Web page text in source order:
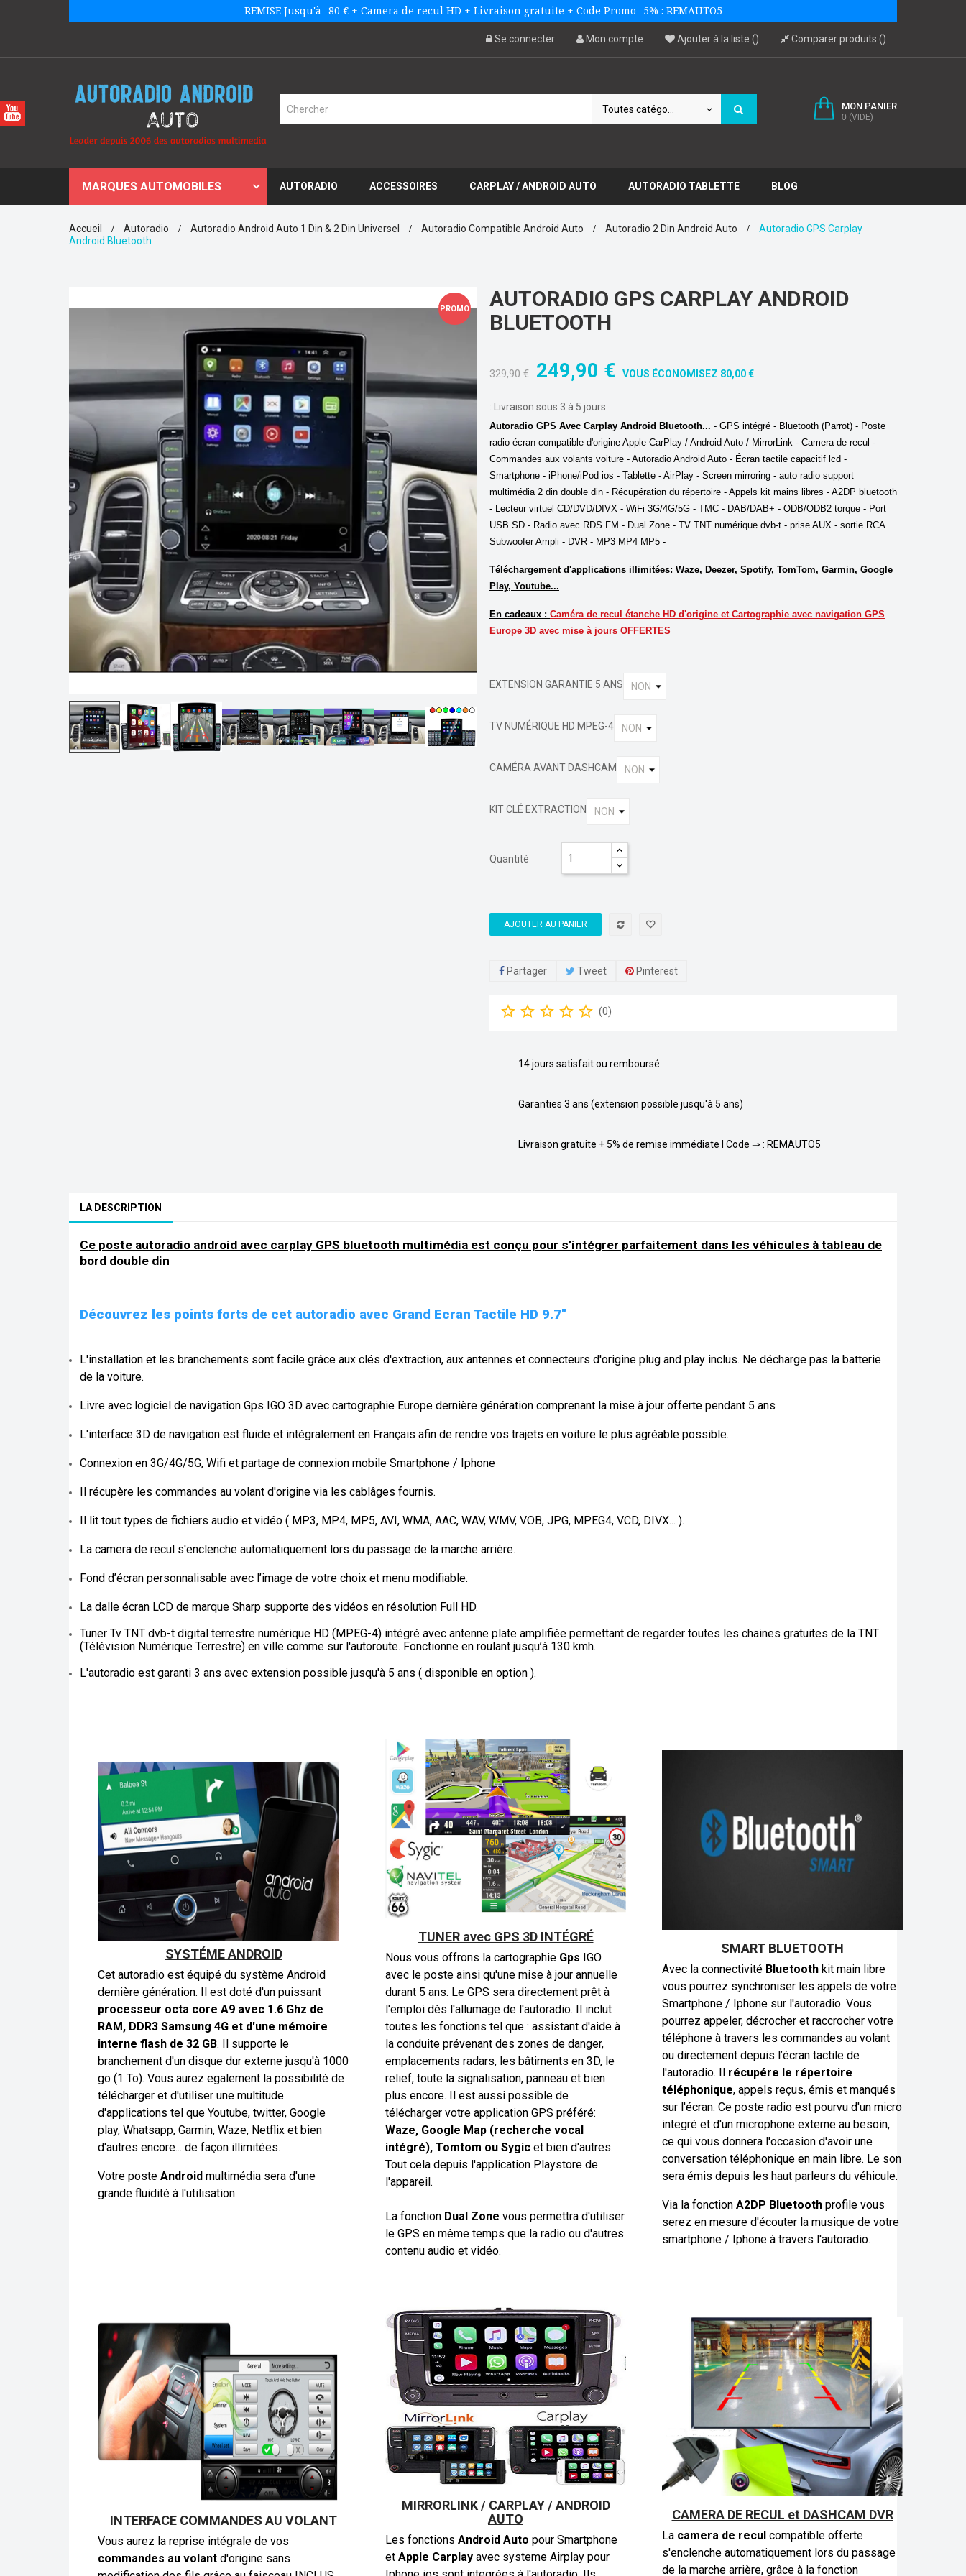
REMISE Jusqu'à -80 € + Camera de recul HD + Livraison gratuite + Code Promo -5% : REMAUTO5
Se connecter Mon compte Ajouter à la liste Comparer produits
MON PANIER
0 (VIDE)
MARQUES AUTOMOBILES AUTORADIO ACCESSOIRES CARPLAY / ANDROID AUTO AUTORADIO TABLETTE BLOG
Accueil Autoradio Autoradio Android Auto 1 Din & 2 Din Universel Autoradio Compatible Android Auto Autoradio 2 Din Android Auto
Autoradio GPS Carplay
Android Bluetooth
PROMO
AUTORADIO GPS CARPLAY ANDROID
BLUETOOTH
329,90 € 249,90 € VOUS ÉCONOMISEZ 80,00 €
: Livraison sous 3 à 5 jours
Autoradio GPS Avec Carplay Android Bluetooth... - GPS intégré - Bluetooth (Parrot) - Poste
radio écran compatible d'origine Apple CarPlay / Android Auto / MirrorLink - Camera de recul -
Commandes aux volants voiture - Autoradio Android Auto - Écran tactile capacitif lcd -
Smartphone - iPhone/iPod ios - Tablette - AirPlay - Screen mirroring - auto radio support
multimédia 2 din double din - Récupération du répertoire - Appels kit mains libres - A2DP bluetooth
- Lecteur virtuel CD/DVD/DIVX - WiFi 3G/4G/5G - TMC - DAB/DAB+ - ODB/ODB2 torque - Port
USB SD - Radio avec RDS FM - Dual Zone - TV TNT numérique dvb-t - prise AUX - sortie RCA
Subwoofer Ampli - DVR - MP3 MP4 MP5 -
Téléchargement d'applications illimitées: Waze, Deezer, Spotify, TomTom, Garmin, Google
Play, Youtube...
En cadeaux : Caméra de recul étanche HD d'origine et Cartographie avec navigation GPS
Europe 3D avec mise à jours OFFERTES
EXTENSION GARANTIE 5 ANS
TV NUMÉRIQUE HD MPEG-4
CAMÉRA AVANT DASHCAM
KIT CLÉ EXTRACTION
Quantité
AJOUTER AU PANIER
Partager Tweet Pinterest
star_border star_border star_border star_border star_border (0)
14 jours satisfait ou remboursé
Garanties 3 ans (extension possible jusqu'à 5 ans)
Livraison gratuite + 5% de remise immédiate l Code ⇒ : REMAUTO5
LA DESCRIPTION
Ce poste autoradio android avec carplay GPS bluetooth multimédia est conçu pour s’intégrer parfaitement dans les véhicules à tableau de
bord double din
Découvrez les points forts de cet autoradio avec Grand Ecran Tactile HD 9.7"
L'installation et les branchements sont facile grâce aux clés d'extraction, aux antennes et connecteurs d'origine plug and play inclus. Ne décharge pas la batterie
de la voiture.
Livre avec logiciel de navigation Gps IGO 3D avec cartographie Europe dernière génération comprenant la mise à jour offerte pendant 5 ans
L'interface 3D de navigation est fluide et intégralement en Français afin de rendre vos trajets en voiture le plus agréable possible.
Connexion en 3G/4G/5G, Wifi et partage de connexion mobile Smartphone / Iphone
Il récupère les commandes au volant d'origine via les cablâges fournis.
Il lit tout types de fichiers audio et vidéo ( MP3, MP4, MP5, AVI, WMA, AAC, WAV, WMV, VOB, JPG, MPEG4, VCD, DIVX... ).
La camera de recul s'enclenche automatiquement lors du passage de la marche arrière.
Fond d’écran personnalisable avec l’image de votre choix et menu modifiable.
La dalle écran LCD de marque Sharp supporte des vidéos en résolution Full HD.
Tuner Tv TNT dvb-t digital terrestre numérique HD (MPEG-4) intégré avec antenne plate amplifiée permettant de regarder toutes les chaines gratuites de la TNT
(Télévision Numérique Terrestre) en ville comme sur l'autoroute. Fonctionne en roulant jusqu’à 130 kmh.
L'autoradio est garanti 3 ans avec extension possible jusqu'à 5 ans ( disponible en option ).
SYSTÉME ANDROID
Cet autoradio est équipé du système Android
dernière génération. Il est doté d'un puissant
processeur octa core A9 avec 1.6 Ghz de
RAM, DDR3 Samsung 4G et d'une mémoire
interne flash de 32 GB. Il supporte le
branchement d'un disque dur externe jusqu'à 1000
go (1 To). Vous aurez egalement la possibilité de
télécharger et d'utiliser une multitude
d'applications tel que Youtube, twitter, Google
play, Whatsapp, Garmin, Waze, Netflix et bien
d'autres encore... de façon illimitées.
Votre poste Android multimédia sera d'une
grande fluidité à l'utilisation.
TUNER avec GPS 3D INTÉGRÉ
Nous vous offrons la cartographie Gps IGO
avec le poste ainsi qu'une mise à jour annuelle
durant 5 ans. Le GPS sera directement prêt à
l'emploi dès l'allumage de l'autoradio. Il inclut
toutes les fonctions tel que : assistant d'aide à
la conduite prévenant des zones de danger,
emplacements radars, les bâtiments en 3D, le
relief, toute la signalisation, panneau et bien
plus encore. Il est aussi possible de
télécharger votre application GPS préféré:
Waze, Google Map (recherche vocal
intégré), Tomtom ou Sygic et bien d'autres.
Tout cela depuis l'application Playstore de
l'appareil.
La fonction Dual Zone vous permettra d'utiliser
le GPS en même temps que la radio ou d'autres
contenu audio et vidéo.
SMART BLUETOOTH
Avec la connectivité Bluetooth kit main libre
vous pourrez synchroniser les appels de votre
Smartphone / Iphone sur l'autoradio. Vous
pourrez appeler, décrocher et raccrocher votre
téléphone à travers les commandes au volant
ou directement depuis l’écran tactile de
l'autoradio. Il récupére le répertoire
téléphonique, appels reçus, émis et manqués
sur l'écran. Ce poste radio est pourvu d'un micro
integré et d'un microphone externe au besoin,
ce qui vous donnera l'occasion d'avoir une
conversation téléphonique en main libre. Le son
sera émis depuis les haut parleurs du véhicule.
Via la fonction A2DP Bluetooth profile vous
serez en mesure d'écouter la musique de votre
smartphone / Iphone à travers l'autoradio.
INTERFACE COMMANDES AU VOLANT
Vous aurez la reprise intégrale de vos
commandes au volant d'origine sans
MIRRORLINK / CARPLAY / ANDROID
AUTO
Les fonctions Android Auto pour Smartphone
et Apple Carplay avec systeme Airplay pour
CAMERA DE RECUL et DASHCAM DVR
La camera de recul compatible offerte
s'enclenche automatiquement lors du passage
de la marche arrière, grâce à la fonction